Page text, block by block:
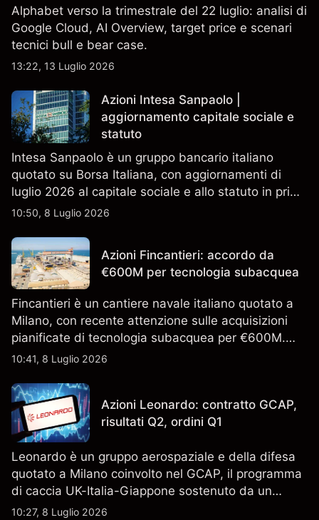
Alphabet verso la trimestrale del 22 luglio: analisi di
Google Cloud, AI Overview, target price e scenari
tecnici bull e bear case.
13:22, 13 Luglio 2026
Azioni Intesa Sanpaolo |
aggiornamento capitale sociale e
statuto
Intesa Sanpaolo è un gruppo bancario italiano
quotato su Borsa Italiana, con aggiornamenti di
luglio 2026 al capitale sociale e allo statuto in primo
piano. Esplora i target price ISP di terze parti e
un indicatore affidabile dei risultati futuri.
10:50, 8 Luglio 2026
Azioni Fincantieri: accordo da
€600M per tecnologia subacquea
Fincantieri è un cantiere navale italiano quotato a
Milano, con recente attenzione sulle acquisizioni
pianificate di tecnologia subacquea per €600M.
Scopri i target di prezzo FCT di terze parti e l'analisi
indicatore affidabile dei risultati futuri.
10:41, 8 Luglio 2026
Azioni Leonardo: contratto GCAP,
risultati Q2, ordini Q1
Leonardo è un gruppo aerospaziale e della difesa
quotato a Milano coinvolto nel GCAP, il programma
di caccia UK-Italia-Giappone sostenuto da un
contratto da 4,6 miliardi di sterline. I risultati
10:27, 8 Luglio 2026